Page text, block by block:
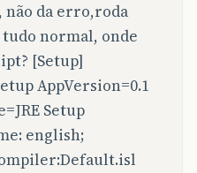
não da erro,roda
normal, onde
[Setup]
AppVersion=0.1
Setup
english;